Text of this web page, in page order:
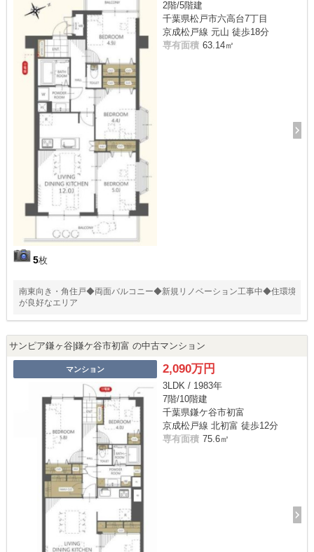
5枚
2階/5階建
千葉県松戸市六高台7丁目
京成松戸線 元山 徒歩18分
専有面積 63.14㎡
南東向き・角住戸◆両面バルコニー◆新規リノベーション工事中◆住環境
が良好なエリア
サンピア鎌ヶ谷|鎌ケ谷市初富 の中古マンション
マンション 2,090万円
3LDK / 1983年
7階/10階建
千葉県鎌ケ谷市初富
京成松戸線 北初富 徒歩12分
専有面積 75.6㎡